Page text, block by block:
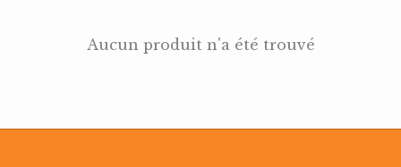
Aucun produit n'a été trouvé